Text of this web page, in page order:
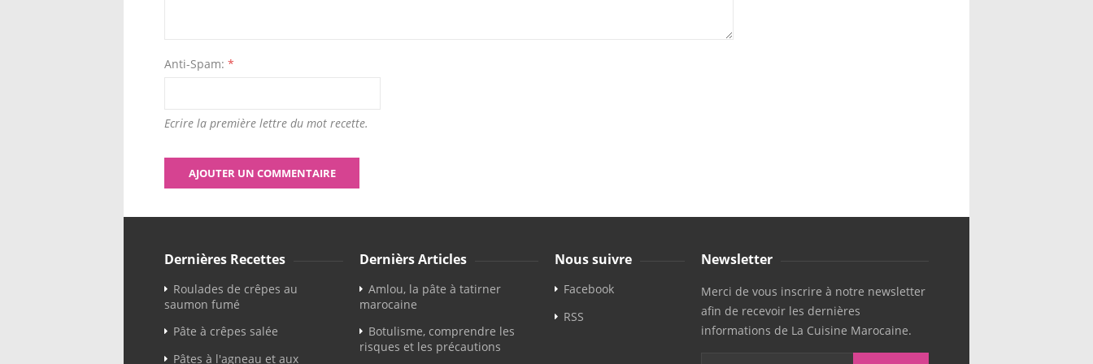
Anti-Spam: *
Ecrire la première lettre du mot recette.
Dernières Recettes
Roulades de crêpes au
saumon fumé
Pâte à crêpes salée
Pâtes à l'agneau et aux
Dernièrs Articles
Amlou, la pâte à tatirner
marocaine
Botulisme, comprendre les
risques et les précautions
Nous suivre
Facebook
RSS
Newsletter
Merci de vous inscrire à notre newsletter
afin de recevoir les dernières
informations de La Cuisine Marocaine.